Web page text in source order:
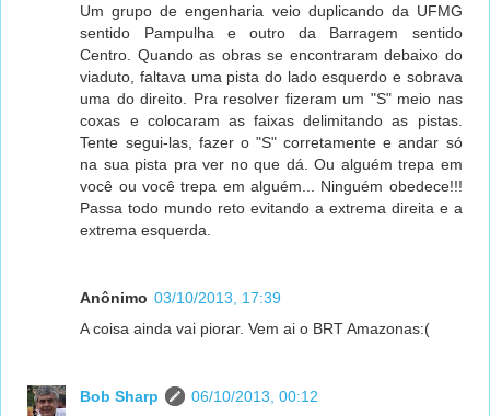
Um grupo de engenharia veio duplicando da UFMG
sentido Pampulha e outro da Barragem sentido
Centro. Quando as obras se encontraram debaixo do
viaduto, faltava uma pista do lado esquerdo e sobrava
uma do direito. Pra resolver fizeram um "S" meio nas
coxas e colocaram as faixas delimitando as pistas.
Tente segui-las, fazer o "S" corretamente e andar só
na sua pista pra ver no que dá. Ou alguém trepa em
você ou você trepa em alguém... Ninguém obedece!!!
Passa todo mundo reto evitando a extrema direita e a
extrema esquerda.
Anônimo 03/10/2013, 17:39
A coisa ainda vai piorar. Vem ai o BRT Amazonas:(
Bob Sharp
06/10/2013, 00:12